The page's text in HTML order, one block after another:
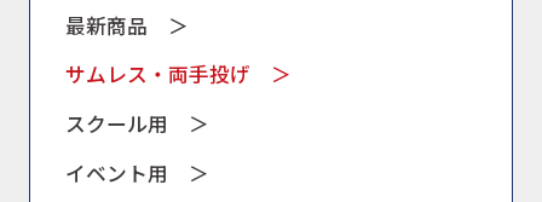
最新商品 ＞
サムレス・両手投げ ＞
スクール用 ＞
イベント用 ＞